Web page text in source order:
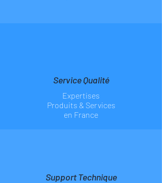
Service Qualité
Expertises
Produits & Services
en France
Support Technique